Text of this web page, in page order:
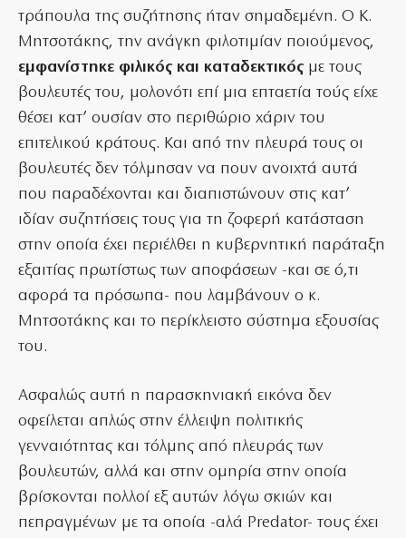
τράπουλα της συζήτησης ήταν σημαδεμένη. Ο Κ.
Μητσοτάκης, την ανάγκη φιλοτιμίαν ποιούμενος,
εμφανίστηκε φιλικός και καταδεκτικός με τους
βουλευτές του, μολονότι επί μια επταετία τούς είχε
θέσει κατ’ ουσίαν στο περιθώριο χάριν του
επιτελικού κράτους. Και από την πλευρά τους οι
βουλευτές δεν τόλμησαν να πουν ανοιχτά αυτά
που παραδέχονται και διαπιστώνουν στις κατ’
ιδίαν συζητήσεις τους για τη ζοφερή κατάσταση
στην οποία έχει περιέλθει η κυβερνητική παράταξη
εξαιτίας πρωτίστως των αποφάσεων -και σε ό,τι
αφορά τα πρόσωπα- που λαμβάνουν ο κ.
Μητσοτάκης και το περίκλειστο σύστημα εξουσίας
του.
Ασφαλώς αυτή η παρασκηνιακή εικόνα δεν
οφείλεται απλώς στην έλλειψη πολιτικής
γενναιότητας και τόλμης από πλευράς των
βουλευτών, αλλά και στην ομηρία στην οποία
βρίσκονται πολλοί εξ αυτών λόγω σκιών και
πεπραγμένων με τα οποία -αλά Predator- τους έχει